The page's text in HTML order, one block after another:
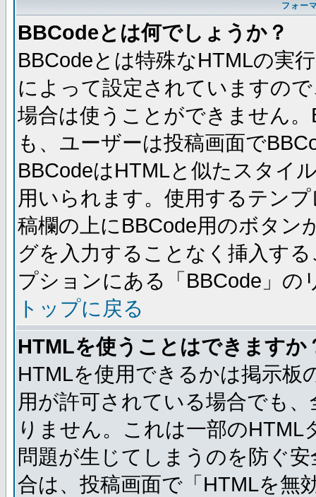
フォー
BBCodeとは何でしょうか？
BBCodeとは特殊なHTMLの実
によって設定されていますの
場合は使うことができません
も、ユーザーは投稿画面で
BBCodeはHTMLと似たスタイ
用いられます。使用するテン
稿欄の上にBBCode用のボタン
グを入力することなく挿入す
プションにある「BBCode」
トップに戻る
HTMLを使うことはできますか
HTMLを使用できるかは掲示板
用が許可されている場合でも
りません。これは一部の
問題が生じてしまうのを防ぐ
合は、投稿画面で「HTMLを無